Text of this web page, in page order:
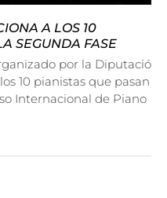
A LOS 10
SEGUNDA FASE
por la Diputació
10 pianistas que pasan
Internacional de Piano